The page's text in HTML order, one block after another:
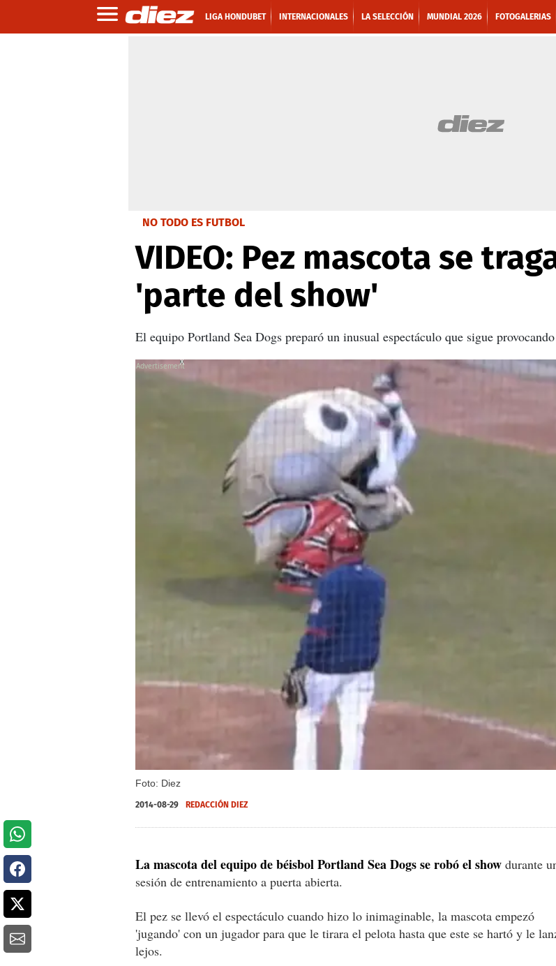
LIGA HONDUBET INTERNACIONALES LA SELECCIÓN MUNDIAL 2026 FOTOGALERIAS
NO TODO ES FUTBOL
VIDEO: Pez mascota se
'parte del show'
El equipo Portland Sea Dogs preparó un inusual espectáculo que sigue
Foto: Diez
X
2014-08-29 REDACCIÓN DIEZ
La mascota del equipo de béisbol Portland Sea Dogs se robó el show durante
sesión de entrenamiento a puerta abierta.
El pez se llevó el espectáculo cuando hizo lo inimaginable, la mascota empezó
'jugando' con un jugador para que le tirara el pelota hasta que este se hartó y le
lejos.